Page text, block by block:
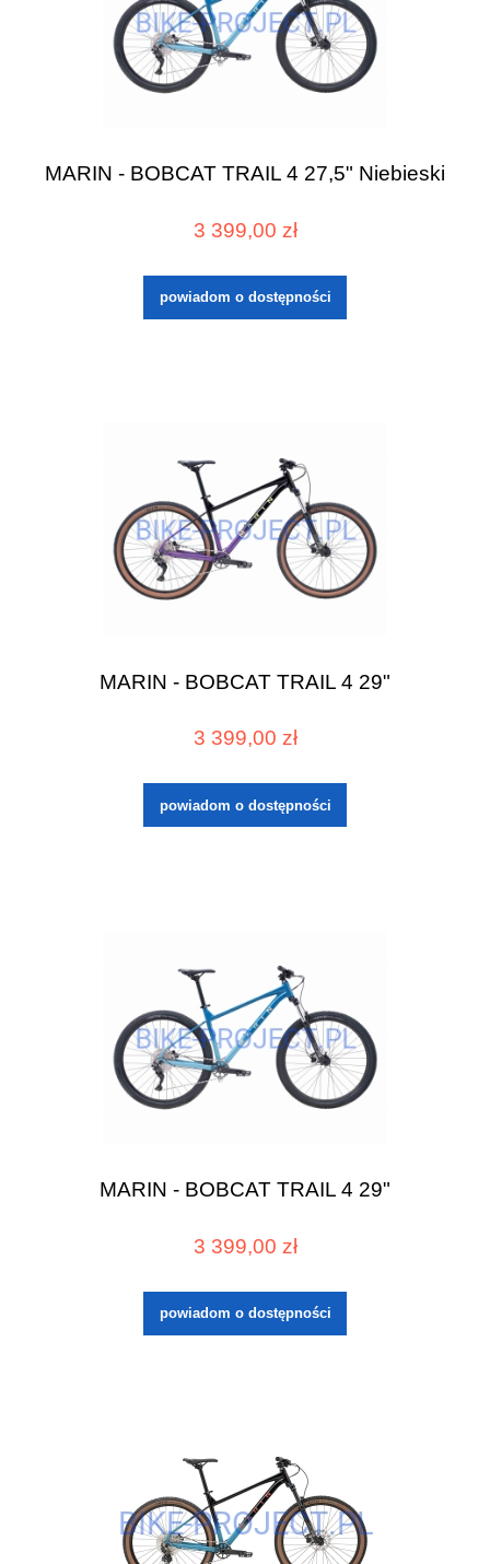
MARIN - BOBCAT TRAIL 4 27,5" Niebieski
3 399,00 zł
powiadom o dostępności
MARIN - BOBCAT TRAIL 4 29"
3 399,00 zł
powiadom o dostępności
MARIN - BOBCAT TRAIL 4 29"
3 399,00 zł
powiadom o dostępności